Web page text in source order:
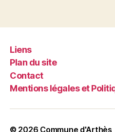
Liens
Plan du site
Contact
Mentions légales et
© 2026 Commune d'Arthès